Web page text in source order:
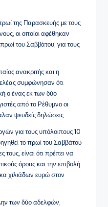
της Παρασκευής με τους
οι οποίοι αφέθηκαν
του Σαββάτου, για τους
ανακριτής και η
συμφώνησαν ότι
ο ένας εκ των δύο
από το Ρέθυμνο οι
ψευδείς δηλώσεις.
για τους υπόλοιπους 10
το πρωί του Σαββάτου
τους, είναι ότι πρέπει να
όρους και την επιβολή
χιλιάδων ευρώ στον
των δύο αδελφών,